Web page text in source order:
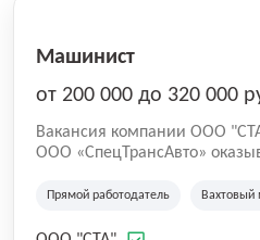
Машинист
от 200 000 до 320 000
Вакансия компании ООО
ООО «СпецТрансАвто»
2016 года. Компания
и другой спецтехники,
Прямой работодатель Вахтовый